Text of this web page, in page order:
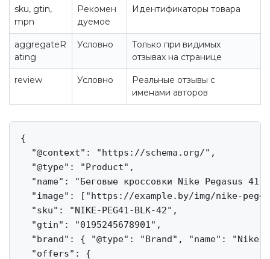
sku, gtin,
mpn
Рекомен
дуемое
Идентификаторы товара
aggregateR
ating
Условно
Только при видимых
отзывах на странице
review Условно
Реальные отзывы с
именами авторов
{
  "@context": "https://schema.org/",
  "@type": "Product",
"name": "Беговые кроссовки Nike Pegasus 41
"image": ["https://example.by/img/nike-
  "sku": "NIKE-PEG41-BLK-42",
  "gtin": "0195245678901",
"brand": { "@type": "Brand", "name": "Nike"
  "offers": {